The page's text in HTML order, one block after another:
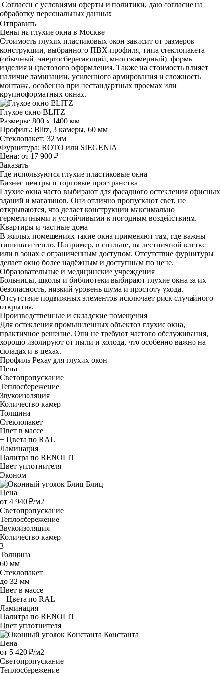
Согласен с условиями оферты и политики, даю согласие на
обработку персональных данных
Отправить
Цены на глухие окна в Москве
Стоимость глухих пластиковых окон зависит от размеров
конструкции, выбранного ПВХ-профиля, типа стеклопакета
(обычный, энергосберегающий, многокамерный), формы
изделия и цветового оформления. Также на стоимость влияет
наличие ламинации, усиленного армирования и сложность
монтажа, особенно при нестандартных проемах или
крупноформатных окнах.
Глухое окно BLITZ
Размеры: 800 х 1400 мм
Профиль: Blitz, 3 камеры, 60 мм
Стеклопакет: 32 мм
Фурнитура: ROTO или SIEGENIA
Цена: от 17 900 ₽
Заказать
Где используются глухие пластиковые окна
Бизнес-центры и торговые пространства
Глухие окна часто выбирают для фасадного остекления офисных
зданий и магазинов. Они отлично пропускают свет, не
открываются, что делает конструкции максимально
герметичными и устойчивыми к погодным воздействиям.
Квартиры и частные дома
В жилых помещениях такие окна применяют там, где важны
тишина и тепло. Например, в спальне, на лестничной клетке
или в зонах с ограниченным доступом. Отсутствие фурнитуры
делает окно более надёжным и доступным по цене.
Образовательные и медицинские учреждения
Больницы, школы и библиотеки выбирают глухие окна за их
безопасность, низкий уровень шума и простоту ухода.
Отсутствие подвижных элементов исключает риск случайного
открытия.
Производственные и складские помещения
Для остекления промышленных объектов глухие окна,
практичное решение. Они не требуют частого обслуживания,
хорошо изолируют от пыли и холода, что особенно важно на
складах и в цехах.
Профиль Рехау для глухих окон
Цена
Светопропускание
Теплосбережение
Звукоизоляция
Количество камер
Толщина
Стеклопакет
Цвет в массе
+ Цвета по RAL
Ламинация
Палитра по RENOLIT
Цвет уплотнителя
Эконом
Блиц
Цена
от 4 940 ₽/м2
Светопропускание
Теплосбережение
Звукоизоляция
Количество камер
3
Толщина
60 мм
Стеклопакет
до 32 мм
Цвет в массе
+ Цвета по RAL
Ламинация
Палитра по RENOLIT
Цвет уплотнителя
Константа
Цена
от 5 420 ₽/м2
Светопропускание
Теплосбережение